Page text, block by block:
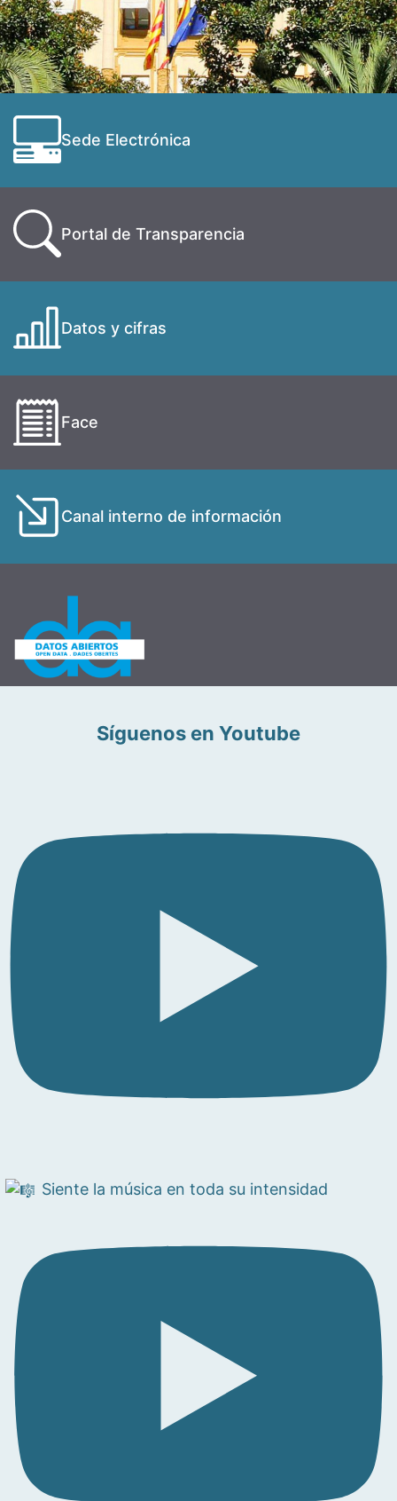
Sede Electrónica
Portal de Transparencia
Datos y cifras
Face
Canal interno de información
Síguenos en Youtube
Siente la música en toda su intensidad